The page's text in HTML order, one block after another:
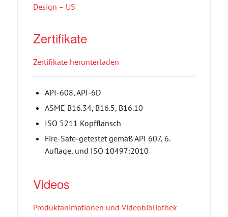
Design – US
Zertifikate
Zertifikate herunterladen
API-608, API-6D
ASME B16.34, B16.5, B16.10
ISO 5211 Kopfflansch
Fire-Safe-getestet gemäß API 607, 6.
Auflage, und ISO 10497:2010
Videos
Produktanimationen und Videobibliothek